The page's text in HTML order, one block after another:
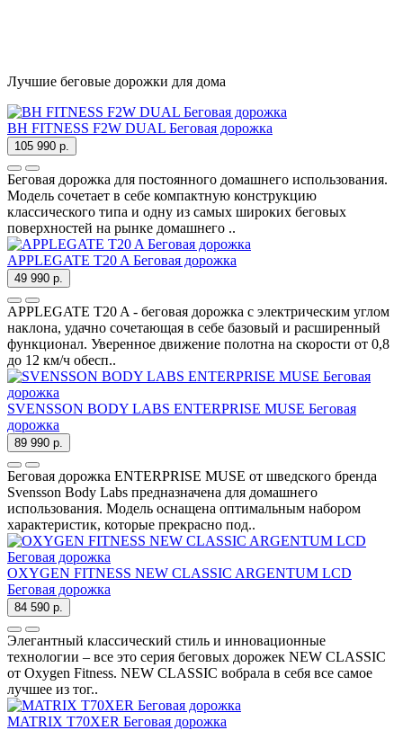
Лучшие беговые дорожки для дома
BH FITNESS F2W DUAL Беговая дорожка
105 990 р.
Беговая дорожка для постоянного домашнего использования.
Модель сочетает в себе компактную конструкцию
классического типа и одну из самых широких беговых
поверхностей на рынке домашнего ..
APPLEGATE T20 A Беговая дорожка
49 990 р.
APPLEGATE T20 A - беговая дорожка с электрическим углом
наклона, удачно сочетающая в себе базовый и расширенный
функционал. Уверенное движение полотна на скорости от 0,8
до 12 км/ч обесп..
SVENSSON BODY LABS ENTERPRISE MUSE Беговая
дорожка
89 990 р.
Беговая дорожка ENTERPRISE MUSE от шведского бренда
Svensson Body Labs предназначена для домашнего
использования. Модель оснащена оптимальным набором
характеристик, которые прекрасно под..
OXYGEN FITNESS NEW CLASSIC ARGENTUM LCD
Беговая дорожка
84 590 р.
Элегантный классический стиль и инновационные
технологии – все это серия беговых дорожек NEW CLASSIC
от Oxygen Fitness. NEW CLASSIC вобрала в себя все самое
лучшее из тог..
MATRIX T70XER Беговая дорожка